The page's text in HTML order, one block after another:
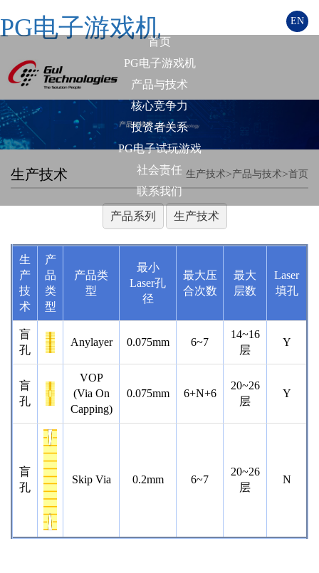
PG电子游戏机 EN
首页
PG电子游戏机
产品与技术
核心竞争力
投资者关系
PG电子试玩游戏
社会责任
联系我们
生产技术 首页
>
产品与技术
>
生产技术
产品系列 生产技术
生
产
技
术
产
品
类
型
产品类
型
最小
Laser孔
径
最大压
合次数
最大
层数
Laser
填孔
盲
孔
Anylayer 0.075mm 6~7
14~16
层
Y
盲
孔
VOP
(Via On
Capping)
0.075mm 6+N+6
20~26
层
Y
盲
孔
Skip Via 0.2mm 6~7
20~26
层
N